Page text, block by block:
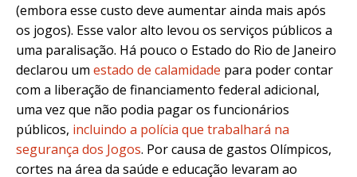
(embora esse custo deve aumentar ainda mais após
os jogos). Esse valor alto levou os serviços públicos a
uma paralisação. Há pouco o Estado do Rio de Janeiro
declarou um estado de calamidade para poder contar
com a liberação de financiamento federal adicional,
uma vez que não podia pagar os funcionários
públicos, incluindo a polícia que trabalhará na
segurança dos Jogos. Por causa de gastos Olímpicos,
cortes na área da saúde e educação levaram ao